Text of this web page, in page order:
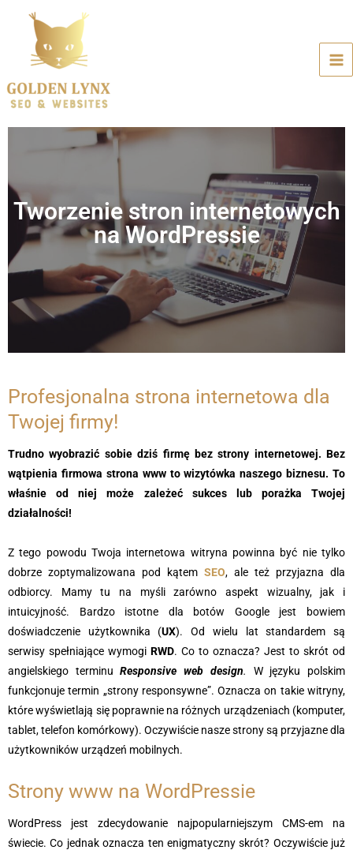
Tworzenie stron internetowych
na WordPressie
Profesjonalna strona internetowa dla
Twojej firmy!
Trudno wyobrazić sobie dziś firmę bez strony internetowej. Bez
wątpienia firmowa strona www to wizytówka naszego biznesu. To
właśnie od niej może zależeć sukces lub porażka Twojej
działalności!
Z tego powodu Twoja internetowa witryna powinna być nie tylko
dobrze zoptymalizowana pod kątem SEO, ale też przyjazna dla
odbiorcy. Mamy tu na myśli zarówno aspekt wizualny, jak i
intuicyjność. Bardzo istotne dla botów Google jest bowiem
doświadczenie użytkownika (UX). Od wielu lat standardem są
serwisy spełniające wymogi RWD. Co to oznacza? Jest to skrót od
angielskiego terminuResponsive web design. W języku polskim
funkcjonuje termin „strony responsywne”. Oznacza on takie witryny,
które wyświetlają się poprawnie na różnych urządzeniach (komputer,
tablet, telefon komórkowy). Oczywiście nasze strony są przyjazne dla
użytkowników urządzeń mobilnych.
Strony www na WordPressie
WordPress jest zdecydowanie najpopularniejszym CMS-em na
świecie. Co jednak oznacza ten enigmatyczny skrót? Oczywiście już